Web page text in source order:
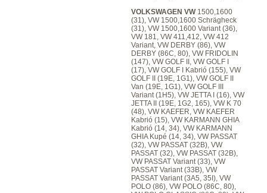
VOLKSWAGEN VW1500,1600
(31), VW 1500,1600 Schrägheck
(31), VW 1500,1600 Variant (36),
VW 181, VW 411,412, VW 412
Variant, VW DERBY (86), VW
DERBY (86C, 80), VW FRIDOLIN
(147), VW GOLF II, VW GOLF I
(17), VW GOLF I Kabrió (155), VW
GOLF II (19E, 1G1), VW GOLF II
Van (19E, 1G1), VW GOLF III
Variant (1H5), VW JETTA I (16), VW
JETTA II (19E, 1G2, 165), VW K 70
(48), VW KAEFER, VW KAEFER
Kabrió (15), VW KARMANN GHIA
Kabrió (14, 34), VW KARMANN
GHIA Kupé (14, 34), VW PASSAT
(32), VW PASSAT (32B), VW
PASSAT (32), VW PASSAT (32B),
VW PASSAT Variant (33), VW
PASSAT Variant (33B), VW
PASSAT Variant (3A5, 35I), VW
POLO (86), VW POLO (86C, 80),